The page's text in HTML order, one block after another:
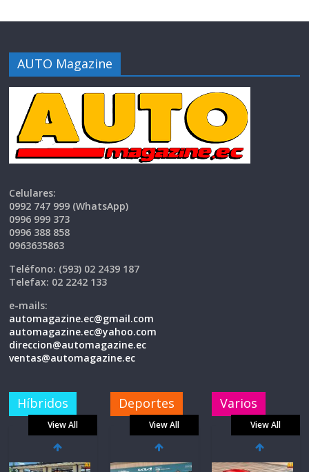
AUTO Magazine
Celulares:
0992 747 999 (WhatsApp)
0996 999 373
0996 388 858
0963635863
Teléfono: (593) 02 2439 187
Telefax: 02 2242 133
e-mails:
automagazine.ec@gmail.com
automagazine.ec@yahoo.com
direccion@automagazine.ec
ventas@automagazine.ec
Híbridos
View All
Deportes
View All
Varios
View All